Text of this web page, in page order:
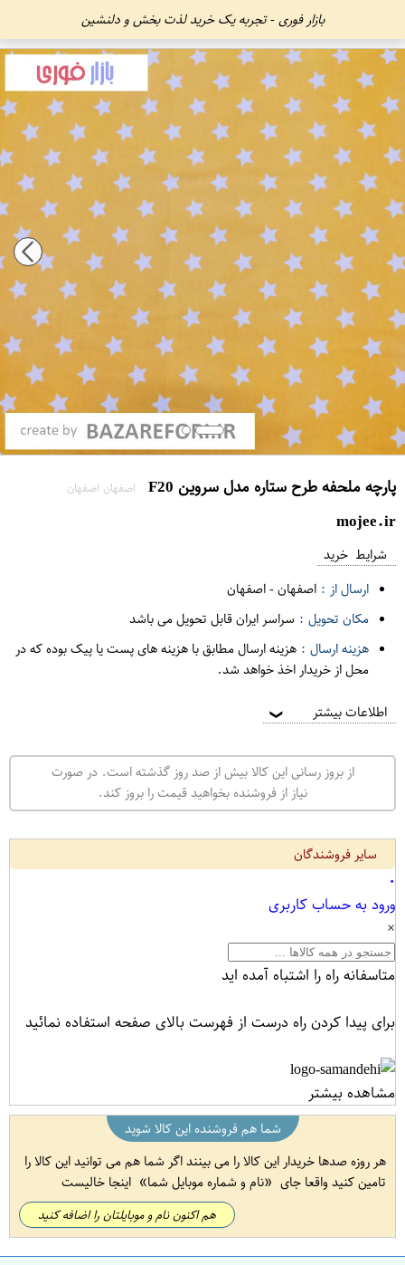
بازار فوری - تجربه یک خرید لذت بخش و دلنشین
پارچه ملحفه طرح ستاره مدل سروین F20 اصفهان اصفهان
mojee.ir
شرایط خرید
ارسال از : اصفهان-اصفهان
مکان تحویل : سراسر ایران قابل تحویل می باشد
هزینه ارسال : هزینه ارسال مطابق با هزینه های پست یا پیک بوده که در
محل از خریدار اخذ خواهد شد.
اطلاعات بیشتر ❯
از بروز رسانی این کالا بیش از صد روز گذشته است. در صورت
نیاز از فروشنده بخواهید قیمت را بروز کند.
سایر فروشندگان
۰
ورود به حساب کاربری
×
متاسفانه راه را اشتباه آمده اید
برای پیدا کردن راه درست از فهرست بالای صفحه استفاده نمائید
مشاهده بیشتر
شما هم فروشنده این کالا شوید
هر روزه صدها خریدار این کالا را می بینند اگر شما هم می توانید این کالا را
تامین کنید واقعا جای
نام و شماره موبایل شما اینجا خالیست
هم اکنون نام و موبایلتان را اضافه کنید